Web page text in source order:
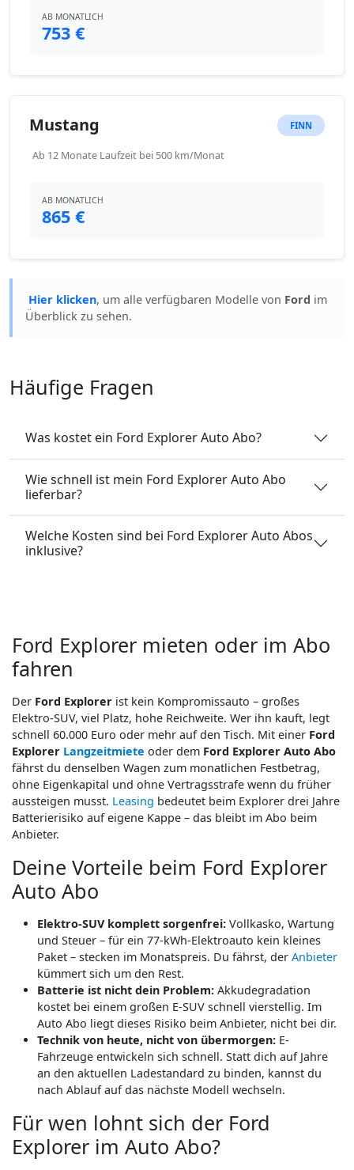
AB MONATLICH
753 €
Mustang FINN
Ab 12 Monate Laufzeit bei 500 km/Monat
AB MONATLICH
865 €
Hier klicken, um alle verfügbaren Modelle von Ford im
Überblick zu sehen.
Häufige Fragen
Was kostet ein Ford Explorer Auto Abo?
Wie schnell ist mein Ford Explorer Auto Abo
lieferbar?
Welche Kosten sind bei Ford Explorer Auto Abos
inklusive?
Ford Explorer mieten oder im Abo
fahren
Der Ford Explorer ist kein Kompromissauto – großes
Elektro-SUV, viel Platz, hohe Reichweite. Wer ihn kauft, legt
schnell 60.000 Euro oder mehr auf den Tisch. Mit einer Ford
Explorer Langzeitmiete oder dem Ford Explorer Auto Abo
fährst du denselben Wagen zum monatlichen Festbetrag,
ohne Eigenkapital und ohne Vertragsstrafe wenn du früher
aussteigen musst. Leasing bedeutet beim Explorer drei Jahre
Batterierisiko auf eigene Kappe – das bleibt im Abo beim
Anbieter.
Deine Vorteile beim Ford Explorer
Auto Abo
Elektro-SUV komplett sorgenfrei: Vollkasko, Wartung
und Steuer – für ein 77-kWh-Elektroauto kein kleines
Paket – stecken im Monatspreis. Du fährst, der Anbieter
kümmert sich um den Rest.
Batterie ist nicht dein Problem: Akkudegradation
kostet bei einem großen E-SUV schnell vierstellig. Im
Auto Abo liegt dieses Risiko beim Anbieter, nicht bei dir.
Technik von heute, nicht von übermorgen: E-
Fahrzeuge entwickeln sich schnell. Statt dich auf Jahre
an den aktuellen Ladestandard zu binden, kannst du
nach Ablauf auf das nächste Modell wechseln.
Für wen lohnt sich der Ford
Explorer im Auto Abo?